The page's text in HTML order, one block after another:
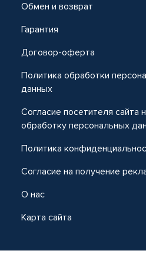
Обмен и возврат
Гарантия
Договор-оферта
Политика обработки
данных
Согласие посетителя сайта
обработку персональных
Политика
Согласие на получение
О нас
Карта сайта